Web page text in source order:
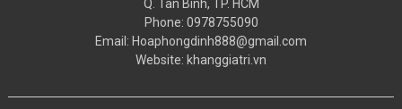
Q. Tân Bình, TP. HCM
Phone: 0978755090
Email: Hoaphongdinh888@gmail.com
Website: khanggiatri.vn